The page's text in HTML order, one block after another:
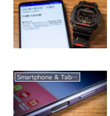
Smartphone & Tablet